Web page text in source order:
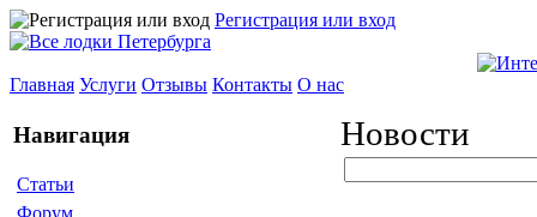
Регистрация или вход
Главная Услуги Отзывы Контакты О нас
Навигация
Статьи
Новости